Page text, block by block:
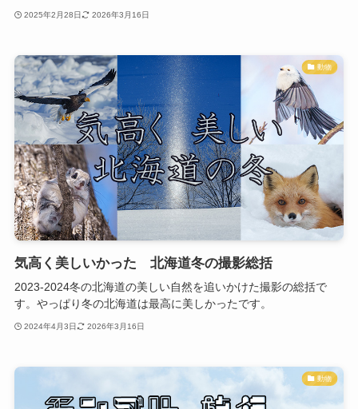
2025年2月28日 2026年3月16日
動物
気高く美しいかった 北海道冬の撮影総括
2023-2024冬の北海道の美しい自然を追いかけた撮影の総括で
す。やっぱり冬の北海道は最高に美しかったです。
2024年4月3日 2026年3月16日
動物